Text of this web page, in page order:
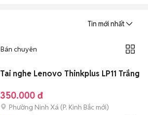
Tin mới nhất
Bán chuyên
Tai nghe Lenovo Thinkplus LP11 Trắng
350.000 đ
Phường Ninh Xá (P. Kinh Bắc mới)